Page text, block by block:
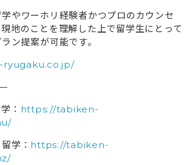
やワーホリ経験者かつプロのカウンセ
地のことを理解した上で留学生にとって
ン提案が可能です。
： https://tabiken-
学： https://tabiken-